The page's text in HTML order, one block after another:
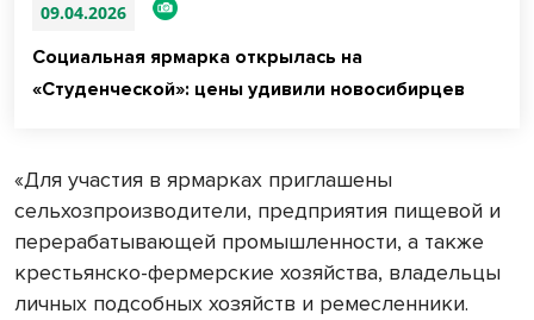
09.04.2026
Социальная ярмарка открылась на
«Студенческой»: цены удивили новосибирцев
«Для участия в ярмарках приглашены
сельхозпроизводители, предприятия пищевой и
перерабатывающей промышленности, а также
крестьянско-фермерские хозяйства, владельцы
личных подсобных хозяйств и ремесленники.